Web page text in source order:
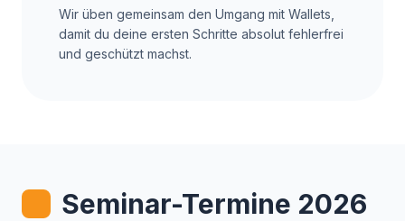
Wir üben gemeinsam den Umgang mit Wallets,
damit du deine ersten Schritte absolut fehlerfrei
und geschützt machst.
Seminar-Termine 2026